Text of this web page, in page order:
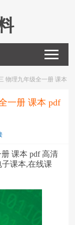
物理九年级全一册 课本
一册 课本 pdf
课本 pdf 高清
课本,在线课